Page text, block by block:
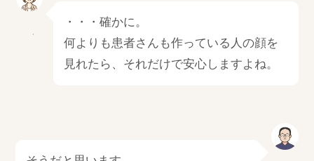
・・・確かに。
何よりも患者さんも作っている人の顔を
見れたら、それだけで安心しますよね。